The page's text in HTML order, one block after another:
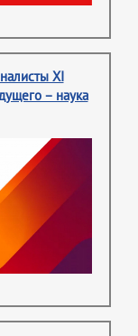
XI
– наука